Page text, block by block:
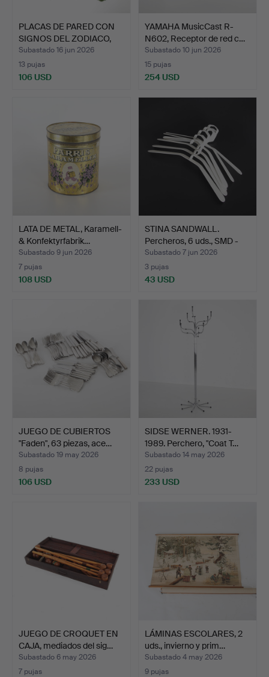
PLACAS DE PARED CON
SIGNOS DEL ZODIACO,
12…
Subastado 16 jun 2026
13 pujas
106 USD
YAMAHA MusicCast R-
N602, Receptor de red c…
Subastado 10 jun 2026
15 pujas
254 USD
LATA DE METAL, Karamell-
& Konfektyrfabrik…
Subastado 9 jun 2026
7 pujas
108 USD
STINA SANDWALL.
Percheros, 6 uds., SMD -
S…
Subastado 7 jun 2026
3 pujas
43 USD
JUEGO DE CUBIERTOS
"Faden", 63 piezas, ace…
Subastado 19 may 2026
8 pujas
106 USD
SIDSE WERNER. 1931-
1989. Perchero, "Coat T…
Subastado 14 may 2026
22 pujas
233 USD
JUEGO DE CROQUET EN
CAJA, mediados del sig…
Subastado 6 may 2026
7 pujas
LÁMINAS ESCOLARES, 2
uds., invierno y prim…
Subastado 4 may 2026
9 pujas